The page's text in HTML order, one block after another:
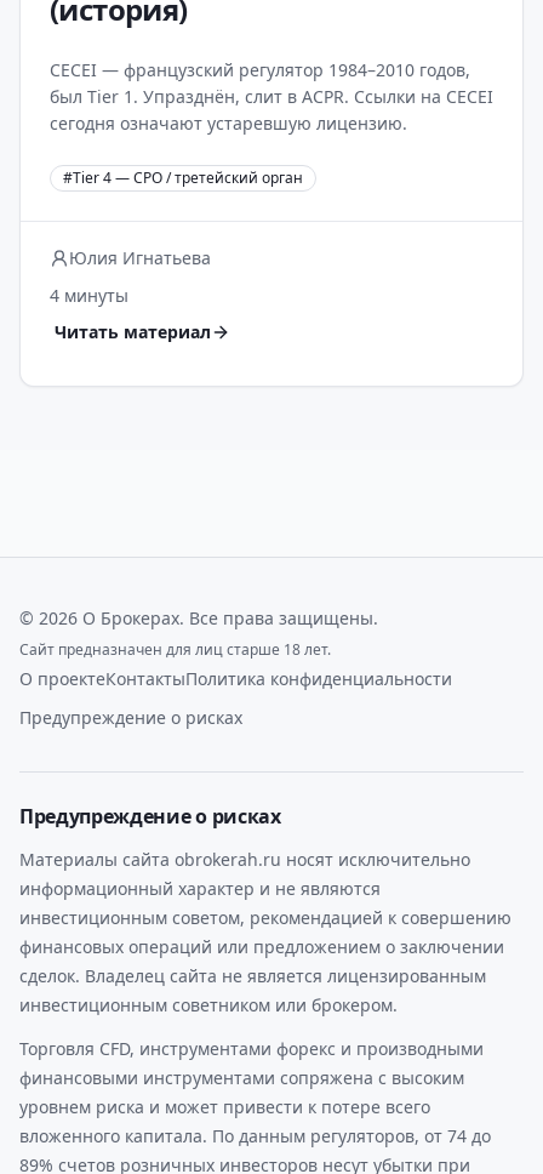
(история)
CECEI — французский регулятор 1984–2010 годов,
был Tier 1. Упразднён, слит в ACPR. Ссылки на CECEI
сегодня означают устаревшую лицензию.
#Tier 4 — СРО / третейский орган
Юлия Игнатьева
4 минуты
Читать материал
© 2026 О Брокерах. Все права защищены.
Сайт предназначен для лиц старше 18 лет.
О проектеКонтактыПолитика конфиденциальности
Предупреждение о рисках
Предупреждение о рисках
Материалы сайта obrokerah.ru носят исключительно
информационный характер и не являются
инвестиционным советом, рекомендацией к совершению
финансовых операций или предложением о заключении
сделок. Владелец сайта не является лицензированным
инвестиционным советником или брокером.
Торговля CFD, инструментами форекс и производными
финансовыми инструментами сопряжена с высоким
уровнем риска и может привести к потере всего
вложенного капитала. По данным регуляторов, от 74 до
89% счетов розничных инвесторов несут убытки при